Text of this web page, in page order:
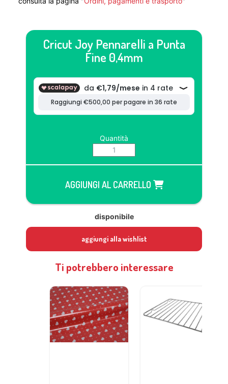
Cricut Joy Pennarelli a Punta
Fine 0,4mm
Quantità
AGGIUNGI AL CARRELLO
disponibile
aggiungi alla wishlist
Ti potrebbero interessare